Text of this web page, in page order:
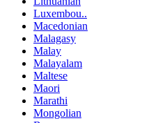
Luxembou..
Macedonian
Malagasy
Malay
Malayalam
Maltese
Maori
Marathi
Mongolian